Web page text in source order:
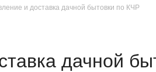
и доставка дачной бытовки по КЧР
дачной